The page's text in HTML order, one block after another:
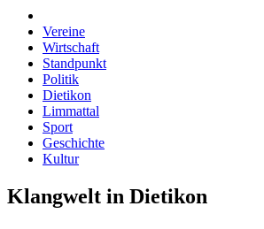
Vereine
Wirtschaft
Standpunkt
Politik
Dietikon
Limmattal
Sport
Geschichte
Kultur
Klangwelt in Dietikon